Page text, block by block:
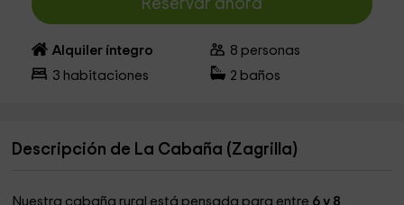
Reservar ahora
Alquiler íntegro 8 personas
3 habitaciones 2 baños
Descripción de La Cabaña (Zagrilla)
Nuestra cabaña rural está pensada para entre 6 y 8